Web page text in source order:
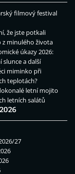
filmový festival
že jste potkali
z minulého života
úkazy 2026:
slunce a další
miminko při
teplotách?
letní mojito
letních salátů
27